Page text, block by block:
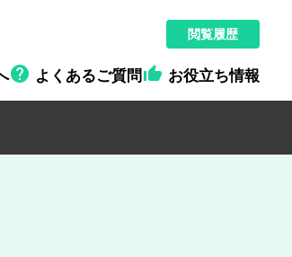
閲覧履歴
 よくあるご質問  お役立ち情報